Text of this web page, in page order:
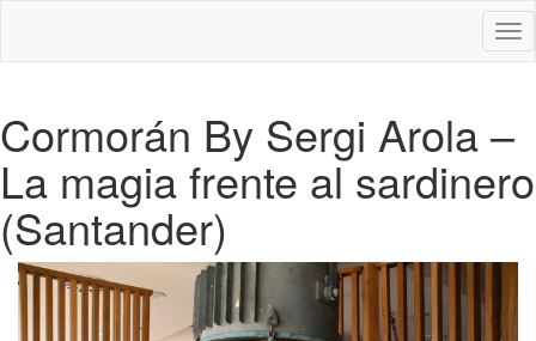
Cormorán By Sergi Arola –
La magia frente al sardinero
(Santander)